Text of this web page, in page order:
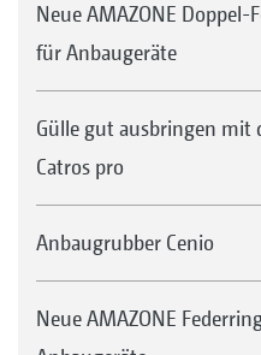
Neue AMAZONE Doppel-
für Anbaugeräte
Gülle gut ausbringen mit
Catros pro
Anbaugrubber Cenio
Neue AMAZONE